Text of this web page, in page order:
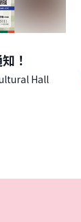
！
Hall